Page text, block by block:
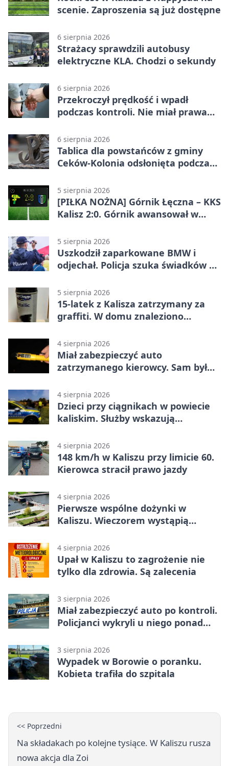
scenie. Zaproszenia są już dostępne
6 sierpnia 2026
Strażacy sprawdzili autobusy
elektryczne KLA. Chodzi o sekundy
6 sierpnia 2026
Przekroczył prędkość i wpadł
podczas kontroli. Nie miał prawa
6 sierpnia 2026
Tablica dla powstańców z gminy
Ceków-Kolonia odsłonięta podczas
5 sierpnia 2026
[PIŁKA NOŻNA] Górnik Łęczna – KKS
Kalisz 2:0. Górnik awansował w
5 sierpnia 2026
Uszkodził zaparkowane BMW i
odjechał. Policja szuka świadków w
5 sierpnia 2026
15-latek z Kalisza zatrzymany za
graffiti. W domu znaleziono
4 sierpnia 2026
Miał zabezpieczyć auto
zatrzymanego kierowcy. Sam był
4 sierpnia 2026
Dzieci przy ciągnikach w powiecie
kaliskim. Służby wskazują
4 sierpnia 2026
148 km/h w Kaliszu przy limicie 60.
Kierowca stracił prawo jazdy
4 sierpnia 2026
Pierwsze wspólne dożynki w
Kaliszu. Wieczorem wystąpią
4 sierpnia 2026
Upał w Kaliszu to zagrożenie nie
tylko dla zdrowia. Są zalecenia
3 sierpnia 2026
Miał zabezpieczyć auto po kontroli.
Policjanci wykryli u niego ponad
3 sierpnia 2026
Wypadek w Borowie o poranku.
Kobieta trafiła do szpitala
<< Poprzedni
Na składakach po kolejne tysiące. W Kaliszu rusza
nowa akcja dla Zoi